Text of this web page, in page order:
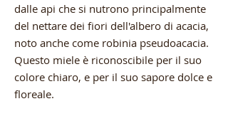
dalle api che si nutrono principalmente
del nettare dei fiori dell'albero di acacia,
noto anche come robinia pseudoacacia.
Questo miele è riconoscibile per il suo
colore chiaro, e per il suo sapore dolce e
floreale.